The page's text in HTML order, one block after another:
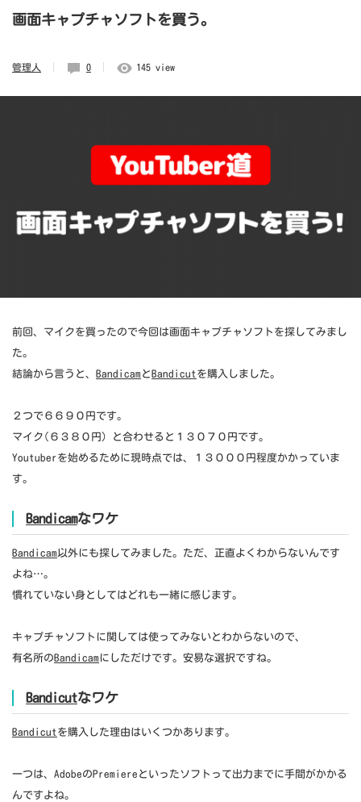
画面キャプチャソフトを買う。
管理人 0 145 view
前回、マイクを買ったので今回は画面キャプチャソフトを探してみまし
た。
結論から言うと、 Bandicam とBandicutを購入しました。
２つで６６９０円です。
マイク(６３８０円）と合わせると１３０７０円です。
Youtuberを始めるために現時点では、１３０００円程度かかっていま
す。
Bandicamなワケ
Bandicam以外にも探してみました。ただ、正直よくわからないんです
よね…。
慣れていない身としてはどれも一緒に感じます。
キャプチャソフトに関しては使ってみないとわからないので、
有名所のBandicamにしただけです。安易な選択ですね。
Bandicutなワケ
Bandicutを購入した理由はいくつかあります。
一つは、AdobeのPremiereといったソフトって出力までに手間がかかる
んですよね。